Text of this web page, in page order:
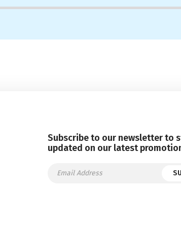
Subscribe to our newsletter to
updated on our latest